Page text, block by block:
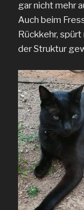
gar nicht mehr
Auch beim
Rückkehr,
der Struktur